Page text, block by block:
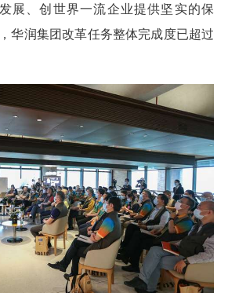
展、创世界一流企业提供坚实的保
华润集团改革任务整体完成度已超过